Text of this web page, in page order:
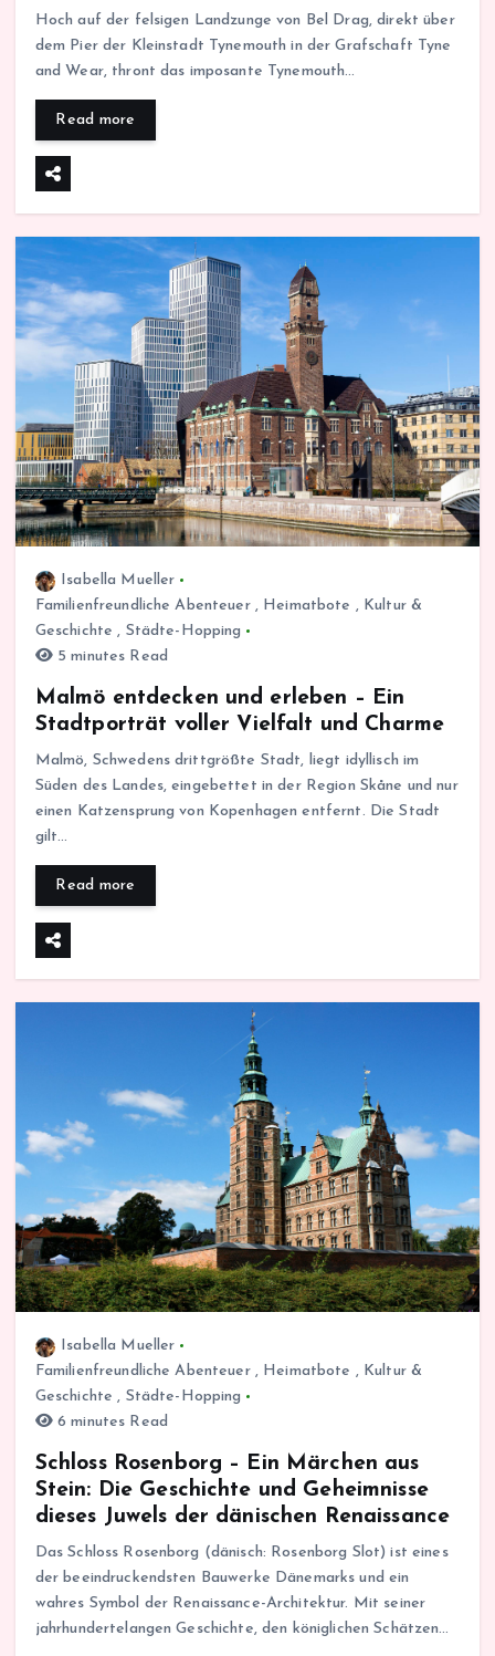
Hoch auf der felsigen Landzunge von Bel Drag, direkt über
dem Pier der Kleinstadt Tynemouth in der Grafschaft Tyne
and Wear, thront das imposante Tynemouth…
Read more
Isabella Mueller
Familienfreundliche Abenteuer, Heimatbote , Kultur &
Geschichte , Städte-Hopping
5 minutes Read
Malmö entdecken und erleben – Ein
Stadtporträt voller Vielfalt und Charme
Malmö, Schwedens drittgrößte Stadt, liegt idyllisch im
Süden des Landes, eingebettet in der Region Skåne und nur
einen Katzensprung von Kopenhagen entfernt. Die Stadt
gilt…
Read more
Isabella Mueller
Familienfreundliche Abenteuer, Heimatbote , Kultur &
Geschichte , Städte-Hopping
6 minutes Read
Schloss Rosenborg – Ein Märchen aus
Stein: Die Geschichte und Geheimnisse
dieses Juwels der dänischen Renaissance
Das Schloss Rosenborg (dänisch: Rosenborg Slot) ist eines
der beeindruckendsten Bauwerke Dänemarks und ein
wahres Symbol der Renaissance-Architektur. Mit seiner
jahrhundertelangen Geschichte, den königlichen Schätzen…